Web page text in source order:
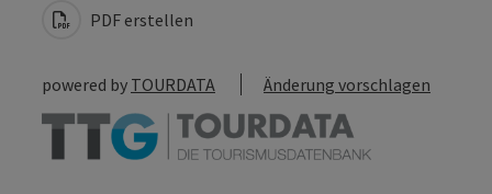
PDF erstellen
powered by TOURDATA Änderung vorschlagen